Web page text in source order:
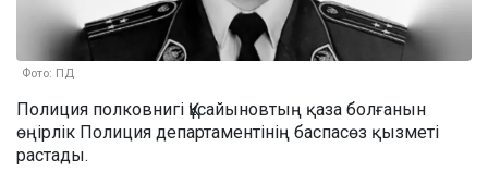
Фото: ПД
Полиция полковнигі Құсайыновтың қаза болғанын
өңірлік Полиция департаментінің баспасөз қызметі
растады.